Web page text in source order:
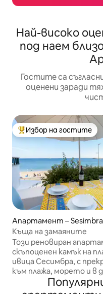
Най-високо
под наем
Гостите са
оценени заради
Най-популярен избор
Избор на гостите
Апартамент – Sesimbra
Къща на замаяните
Този реновиран
скъпоценен камък на
ивица Сесимбра, с
към плажа, морето и в
пристанището.
кафенета, ресторанти